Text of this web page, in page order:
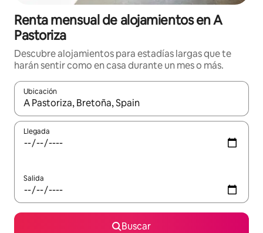
Renta mensual de alojamientos en A
Pastoriza
Descubre alojamientos para estadías largas que te
harán sentir como en casa durante un mes o más.
Ubicación
Cuando los resultados estén disponibles, navega con las
Llegada
Salida
Buscar